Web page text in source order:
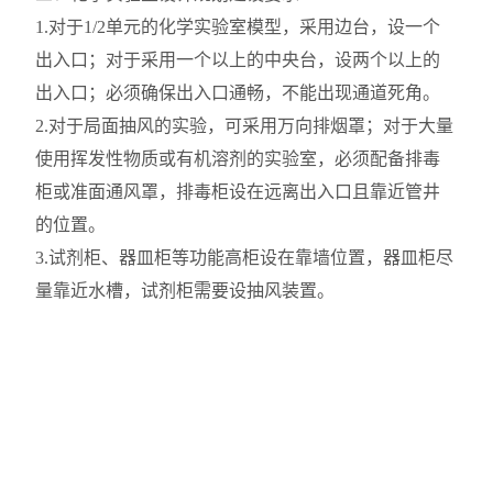
1.对于1/2单元的化学实验室模型，采用边台，设一个
出入口；对于采用一个以上的中央台，设两个以上的
出入口；必须确保出入口通畅，不能出现通道死角。
2.对于局面抽风的实验，可采用万向排烟罩；对于大量
使用挥发性物质或有机溶剂的实验室，必须配备排毒
柜或准面通风罩，排毒柜设在远离出入口且靠近管井
的位置。
3.试剂柜、器皿柜等功能高柜设在靠墙位置，器皿柜尽
量靠近水槽，试剂柜需要设抽风装置。